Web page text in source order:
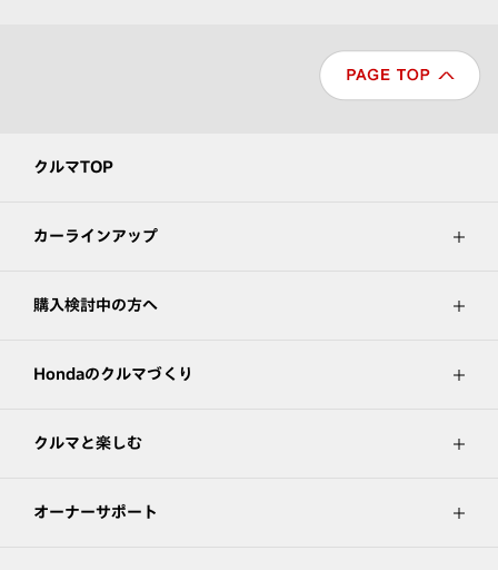
クルマTOP
カーラインアップ
購入検討中の方へ
Hondaのクルマづくり
クルマと楽しむ
オーナーサポート